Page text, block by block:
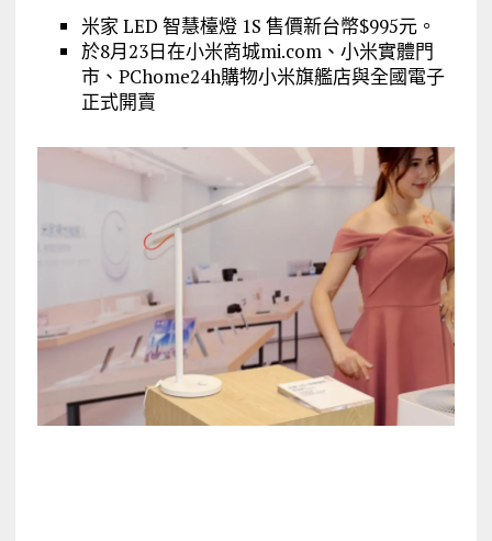
米家 LED 智慧檯燈 1S 售價新台幣$995元。
於8月23日在小米商城mi.com、小米實體門
市、PChome24h購物小米旗艦店與全國電子
正式開賣